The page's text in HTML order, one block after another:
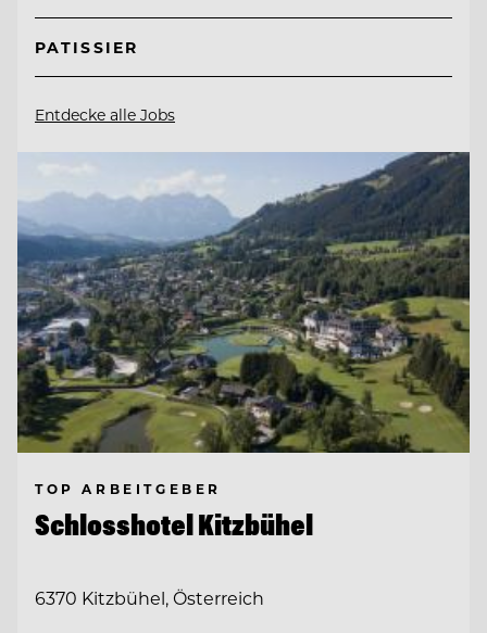
PATISSIER
Entdecke alle Jobs
TOP ARBEITGEBER
Schlosshotel Kitzbühel
6370 Kitzbühel, Österreich